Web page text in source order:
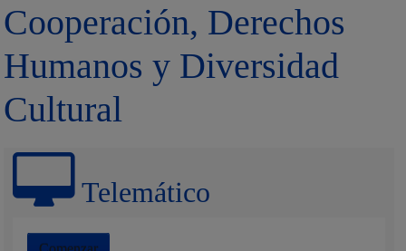
Cooperación, Derechos
Humanos y Diversidad
Cultural
Telemático